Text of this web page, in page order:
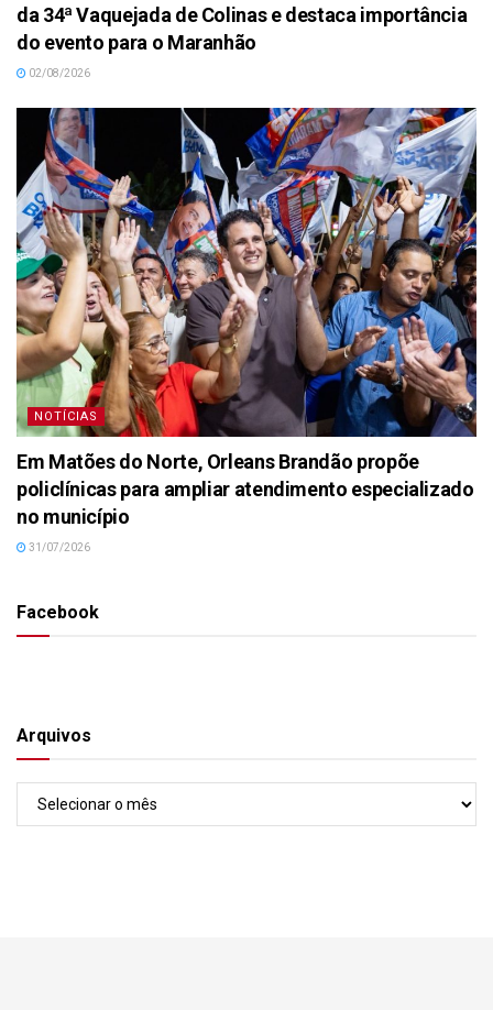
da 34ª Vaquejada de Colinas e destaca importância
do evento para o Maranhão
02/08/2026
NOTÍCIAS
Em Matões do Norte, Orleans Brandão propõe
policlínicas para ampliar atendimento especializado
no município
31/07/2026
Facebook
Arquivos